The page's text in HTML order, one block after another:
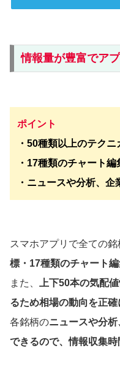
情報量が豊富でア
ポイント
・50種類以上のテクニ
・17種類のチャート編
・ニュースや分析、
スマホアプリで全ての銘
標・17種類のチャート
また、
上下50本の気配
るため相場の動向を正確
各銘柄のニュースや分
できるので、情報収集時